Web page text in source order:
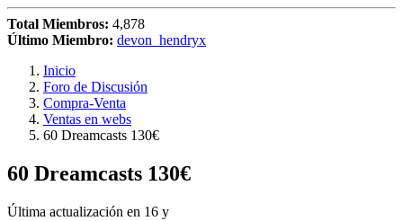
Total Miembros: 4,878
Último Miembro: devon_hendryx
Inicio
Foro de Discusión
Compra-Venta
Ventas en webs
60 Dreamcasts 130€
60 Dreamcasts 130€
Última actualización en 16 y